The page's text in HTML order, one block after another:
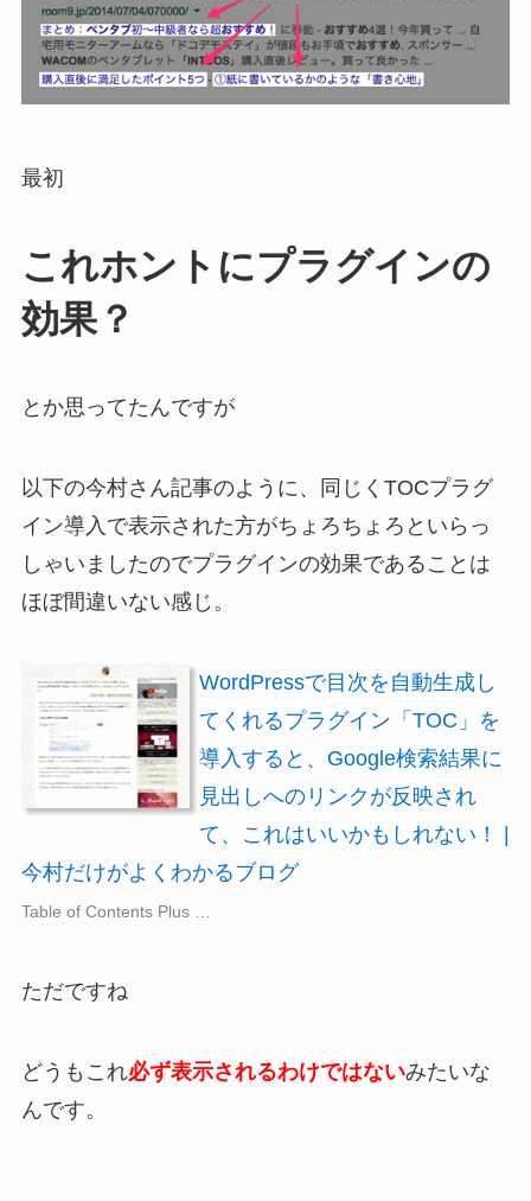
最初
これホントにプラグインの
効果？
とか思ってたんですが
以下の今村さん記事のように、同じくTOCプラグ
イン導入で表示された方がちょろちょろといらっ
しゃいましたのでプラグインの効果であることは
ほぼ間違いない感じ。
WordPressで目次を自動生成し
てくれるプラグイン「TOC」を
導入すると、Google検索結果に
見出しへのリンクが反映され
て、これはいいかもしれない！ |
今村だけがよくわかるブログ
Table of Contents Plus …
ただですね
どうもこれ必ず表示されるわけではないみたいな
んです。